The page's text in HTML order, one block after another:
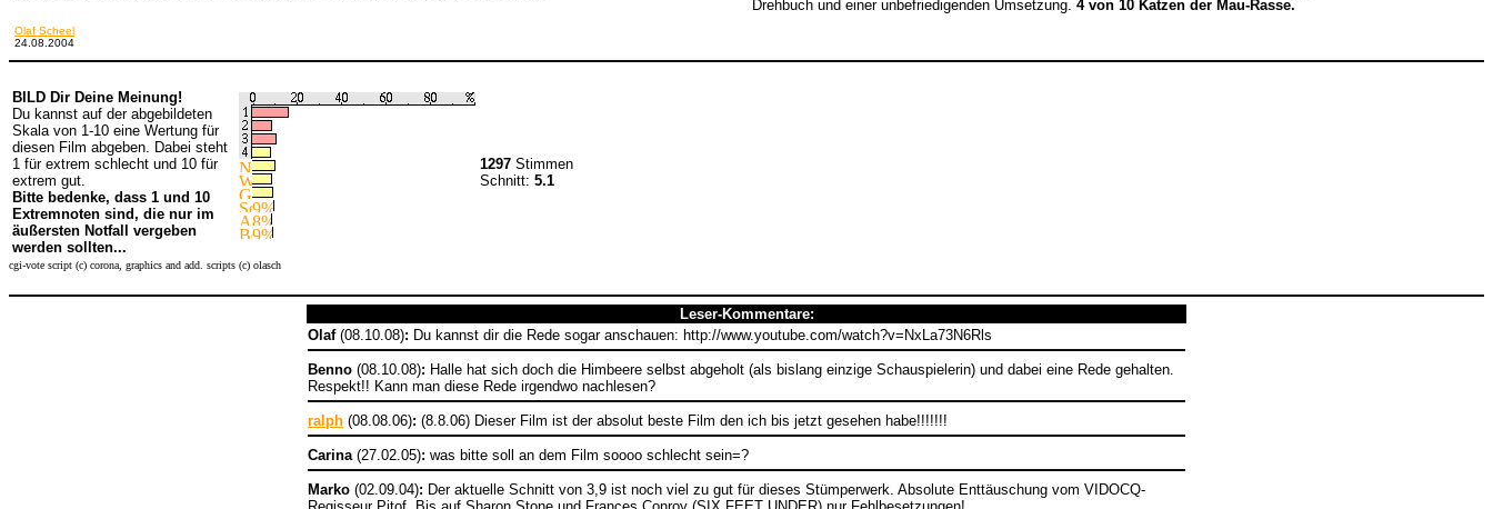
Drehbuch und einer unbefriedigenden Umsetzung. 4 von 10 Katzen der Mau-Rasse.
Olaf Scheel
24.08.2004
BILD Dir Deine Meinung!
Du kannst auf der abgebildeten
Skala von 1-10 eine Wertung für
diesen Film abgeben. Dabei steht
1 für extrem schlecht und 10 für
extrem gut.
Bitte bedenke, dass 1 und 10
Extremnoten sind, die nur im
äußersten Notfall vergeben
werden sollten...
1297 Stimmen
Schnitt: 5.1
cgi-vote script (c) corona, graphics and add. scripts (c) olasch
Leser-Kommentare:
Olaf(08.10.08): Du kannst dir die Rede sogar anschauen: http://www.youtube.com/watch?v=NxLa73N6Rls
Benno (08.10.08): Halle hat sich doch die Himbeere selbst abgeholt (als bislang einzige Schauspielerin) und dabei eine Rede gehalten.
Respekt!! Kann man diese Rede irgendwo nachlesen?
ralph (08.08.06): (8.8.06) Dieser Film ist der absolut beste Film den ich bis jetzt gesehen habe!!!!!!!
Carina(27.02.05): was bitte soll an dem Film soooo schlecht sein=?
Marko (02.09.04): Der aktuelle Schnitt von 3,9 ist noch viel zu gut für dieses Stümperwerk. Absolute Enttäuschung vom VIDOCQ-